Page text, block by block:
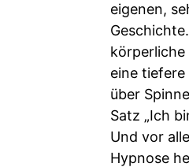
eigenen,
eine tiefere
über
Satz „Ich
Und vor
Hypnose